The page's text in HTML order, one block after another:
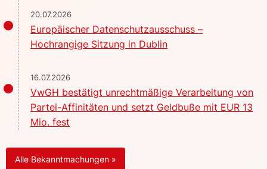
20.07.2026
Europäischer Datenschutzausschuss –
Hochrangige Sitzung in Dublin
16.07.2026
VwGH bestätigt unrechtmäßige Verarbeitung von
Partei-Affinitäten und setzt Geldbuße mit EUR 13
Mio. fest
Alle Bekanntmachungen »